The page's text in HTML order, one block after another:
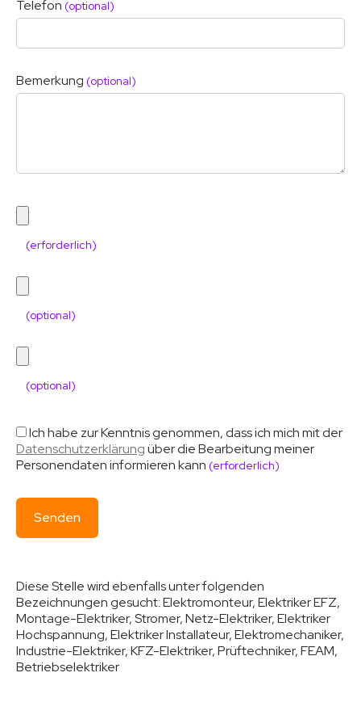
Telefon (optional)
Bemerkung (optional)
(erforderlich)
(optional)
(optional)
Ich habe zur Kenntnis genommen, dass ich mich mit der
Datenschutzerklärungüber die Bearbeitung meiner
Personendaten informieren kann (erforderlich)
Diese Stelle wird ebenfalls unter folgenden
Bezeichnungen gesucht:Elektromonteur, Elektriker EFZ,
Montage-Elektriker, Stromer, Netz-Elektriker, Elektriker
Hochspannung, Elektriker Installateur, Elektromechaniker,
Industrie-Elektriker, KFZ-Elektriker, Prüftechniker, FEAM,
Betriebselektriker